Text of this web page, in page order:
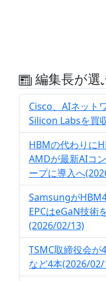
編集長が選
Cisco、AIネット
Silicon Labsを買
HBMの代わりに
AMDが最新AIコ
ープに導入へ
Samsungが
EPCはeGaN技術
(2026/02/13)
TSMC取締役会が
など4本(2026/